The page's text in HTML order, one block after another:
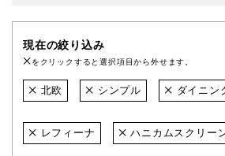
現在の絞り込み
をクリックすると選択項目から外せます。
北欧 シンプル ダイニン
レフィーナ ハニカムスクリー